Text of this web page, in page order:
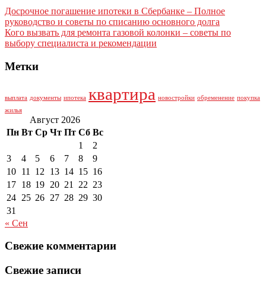
Досрочное погашение ипотеки в Сбербанке – Полное
руководство и советы по списанию основного долга
Кого вызвать для ремонта газовой колонки – советы по
выбору специалиста и рекомендации
Метки
выплата документы ипотека квартира новостройки обременение покупка
жилья
Август 2026
Пн Вт Ср Чт Пт Сб Вс
1
2
3
4 5 6 7 8
9
10 11 12 13 14 15 16
17 18 19 20 21 22 23
24 25 26 27 28 29 30
31
« Сен
Свежие комментарии
Свежие записи